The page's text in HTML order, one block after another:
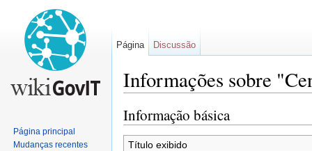
Informações sobre
Informação básica
Título exibido
Página Discussão
Página principal
Mudanças recentes